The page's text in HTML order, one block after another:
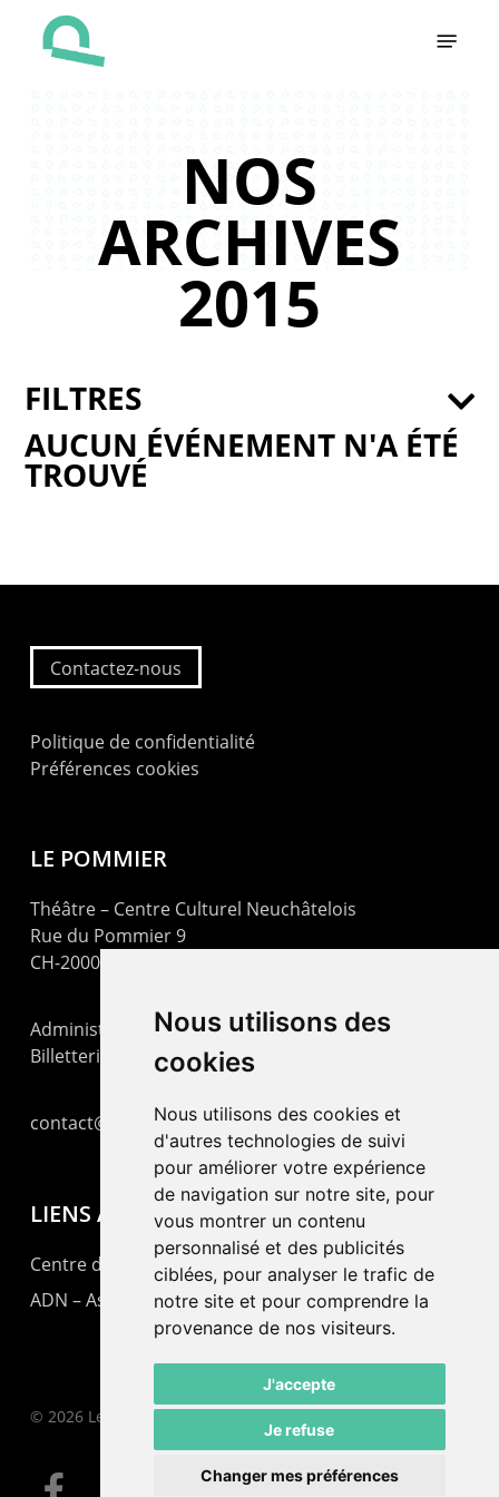
Nous utilisons des
cookies
Nous utilisons des cookies et
d'autres technologies de suivi
pour améliorer votre expérience
de navigation sur notre site, pour
vous montrer un contenu
personnalisé et des publicités
ciblées, pour analyser le trafic de
notre site et pour comprendre la
provenance de nos visiteurs.
J'accepte
Je refuse
Changer mes préférences
NOS
ARCHIVES
2015
AUCUN ÉVÉNEMENT N'A ÉTÉ
TROUVÉ
FILTRES
Contactez-nous
Politique de confidentialité
Préférences cookies
LE POMMIER
Théâtre – Centre Culturel Neuchâtelois
Rue du Pommier 9
CH-2000 Neuchâtel
Administration : +41 32 725 03 03
Billetterie : +41 32 725 05 05
contact@lepommier.ch
LIENS AMIS
Centre de culture ABC
ADN – Association Danse Neuchâtel
© 2026 Le Pommier.
facebook email